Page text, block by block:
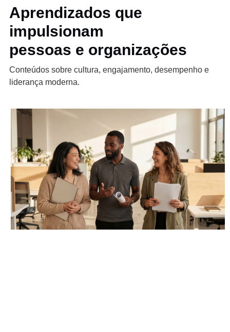
Aprendizados que
impulsionam
pessoas e organizações
Conteúdos sobre cultura, engajamento, desempenho e
liderança moderna.